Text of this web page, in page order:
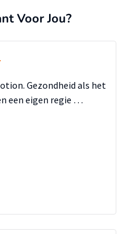
Voor Jou?
Gezondheid als het
een eigen regie …